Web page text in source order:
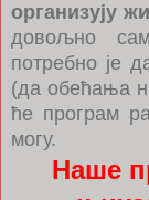
организују
довољно
потребно је
(да обећања
ће програм
могу.
Наше